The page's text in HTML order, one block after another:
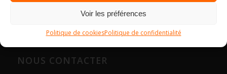
Voir les préférences
Politique de cookiesPolitique de confidentialité
NOUS CONTACTER